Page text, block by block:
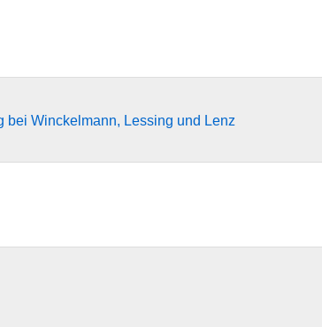
bei Winckelmann, Lessing und Lenz